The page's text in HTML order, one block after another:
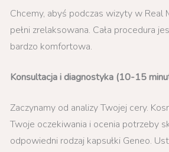
Chcemy, abyś podczas wizyty w Real
pełni zrelaksowana. Cała procedura
bardzo komfortowa.
Konsultacja i diagnostyka (10-15
Zaczynamy od analizy Twojej cery.
Twoje oczekiwania i ocenia potrzeby
odpowiedni rodzaj kapsułki Geneo.